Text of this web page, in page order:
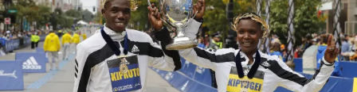
Americký fotbal
Baseball a softbal
NEPŘEHLÉDNĚTE
Soutěže